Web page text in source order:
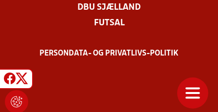
DBU SJÆLLAND
FUTSAL
PERSONDATA- OG PRIVATLIVS-POLITIK